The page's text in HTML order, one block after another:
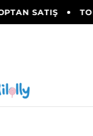
SATIŞ